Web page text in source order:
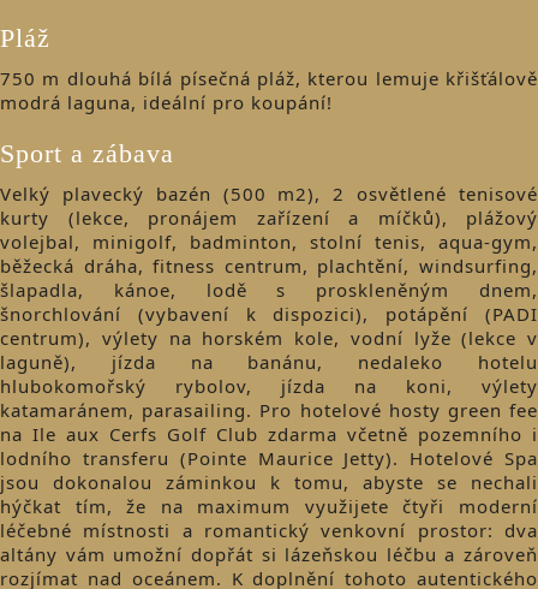
Pláž
750 m dlouhá bílá písečná pláž, kterou lemuje křišťálově
modrá laguna, ideální pro koupání!
Sport a zábava
​Velký plavecký bazén (500 m2), 2 osvětlené tenisové
kurty (lekce, pronájem zařízení a míčků), plážový
volejbal, minigolf, badminton, stolní tenis, aqua-gym,
běžecká dráha, fitness centrum, plachtění, windsurfing,
šlapadla, kánoe, lodě s proskleněným dnem,
šnorchlování (vybavení k dispozici), potápění (PADI
centrum), výlety na horském kole, vodní lyže (lekce v
laguně), jízda na banánu, nedaleko hotelu
hlubokomořský rybolov, jízda na koni, výlety
katamaránem, parasailing. Pro hotelové hosty green fee
na Ile aux Cerfs Golf Club zdarma včetně pozemního i
lodního transferu (Pointe Maurice Jetty). Hotelové Spa
jsou dokonalou záminkou k tomu, abyste se nechali
hýčkat tím, že na maximum využijete čtyři moderní
léčebné místnosti a romantický venkovní prostor: dva
altány vám umožní dopřát si lázeňskou léčbu a zároveň
rozjímat nad oceánem. K doplnění tohoto autentického